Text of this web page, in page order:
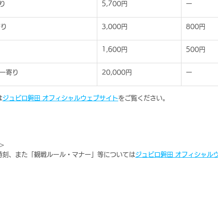
5,700円 ー
3,000円 800円
1,600円 500円
寄り 20,000円 ー
ジュビロ磐田 オフィシャルウェブサイトをご覧ください。
、また「観戦ルール・マナー」等についてはジュビロ磐田 オフィシャル